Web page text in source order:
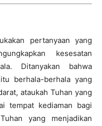
pertanyaan yang
kesesatan
Ditanyakan bahwa
berhala-berhala yang
ataukah Tuhan yang
tempat kediaman bagi
yang menjadikan